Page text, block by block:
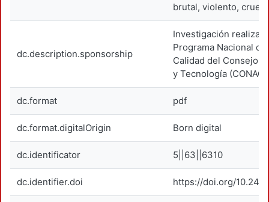
brutal, violento, cruel
dc.description.sponsorship
Investigación
Programa Nacional
Calidad del Consejo
y Tecnología
dc.format pdf
dc.format.digitalOrigin Born digital
dc.identificator 5||63||6310
dc.identifier.doi https://doi.org/